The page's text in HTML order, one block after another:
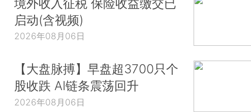
启动(含视频)
2026年08月06日
【大盘脉搏】早盘超3700只个
股收跌 AI链条震荡回升
2026年08月06日